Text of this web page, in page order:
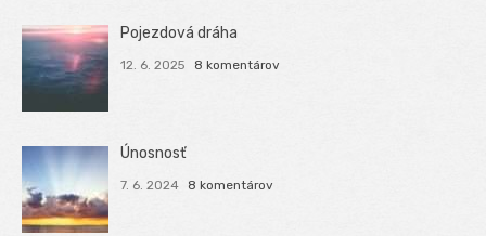
Pojezdová dráha
12. 6. 2025 8 komentárov
Únosnosť
7. 6. 2024 8 komentárov